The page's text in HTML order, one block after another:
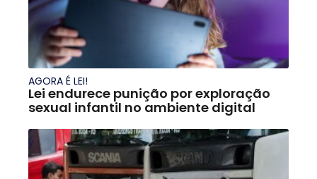
AGORA É LEI!
Lei endurece punição por exploração
sexual infantil no ambiente digital